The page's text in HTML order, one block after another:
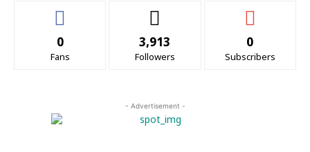
0
Fans
3,913
Followers
0
Subscribers
- Advertisement -